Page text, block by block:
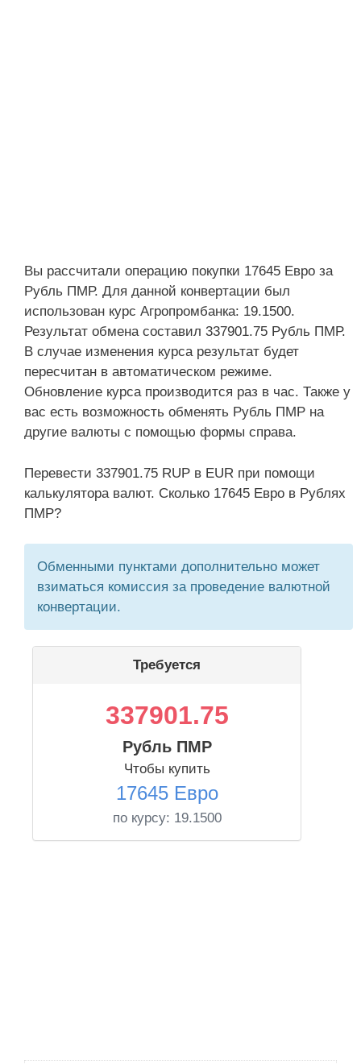
Вы рассчитали операцию покупки 17645 Евро за
Рубль ПМР. Для данной конвертации был
использован курс Агропромбанка: 19.1500.
Результат обмена составил 337901.75 Рубль ПМР.
В случае изменения курса результат будет
пересчитан в автоматическом режиме.
Обновление курса производится раз в час. Также у
вас есть возможность обменять Рубль ПМР на
другие валюты с помощью формы справа.
Перевести 337901.75 RUP в EUR при помощи
калькулятора валют. Сколько 17645 Евро в Рублях
ПМР?
Обменными пунктами дополнительно может
взиматься комиссия за проведение валютной
конвертации.
Требуется
337901.75
Рубль ПМР
Чтобы купить
17645 Евро
по курсу: 19.1500